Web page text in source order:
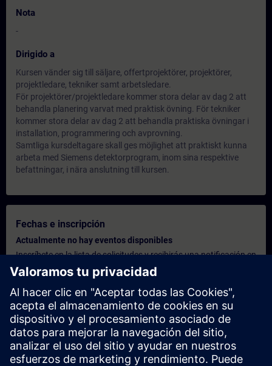
Nota
-
Dirigido a
Kursen vänder sig till säljare, offertprojektörer, projektörer,
projektledare, tekniker samt arbetsledare.
För projektörer/projektledare kommer stora delar av dag 2 att
behandla planering varvat med praktisk övning. För tekniker
kommer stora delar av dag 2 att behandla praktiska övningar i
installation, programmering och avprovning.
Samtliga kursdeltagare skall ges möjlighet att praktiskt kunna
arbeta med Siemens detektorprogram, inom sina respektive
befattningar, i nära anslutning till kursen.
Fechas e inscripción
Actualmente no hay eventos disponibles
Inscríbete en la lista de solicitudes y recibirás una notificación en
cuanto haya nuevas fechas disponibles.
Activar el servicio de notificación
Oferta personalizada
¿Necesita una oferta personalizada? Indíquenos sus datos